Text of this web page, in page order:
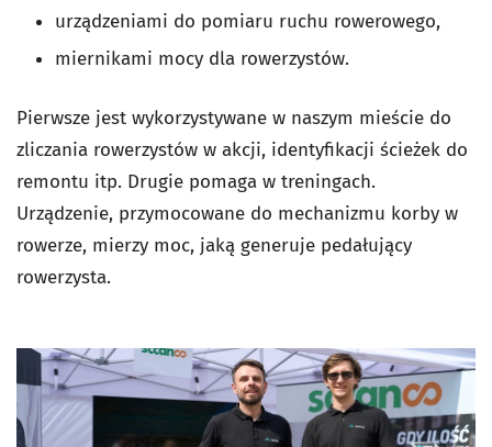
urządzeniami do pomiaru ruchu rowerowego,
miernikami mocy dla rowerzystów.
Pierwsze jest wykorzystywane w naszym mieście do
zliczania rowerzystów w akcji, identyfikacji ścieżek do
remontu itp. Drugie pomaga w treningach.
Urządzenie, przymocowane do mechanizmu korby w
rowerze, mierzy moc, jaką generuje pedałujący
rowerzysta.